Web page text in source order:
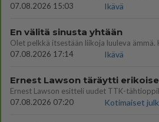
07.08.2026 15:03
Ikävä
En välitä sinusta yhtään
07.08.2026 17:14
Ikävä
07.08.2026 07:20
Kotimaiset